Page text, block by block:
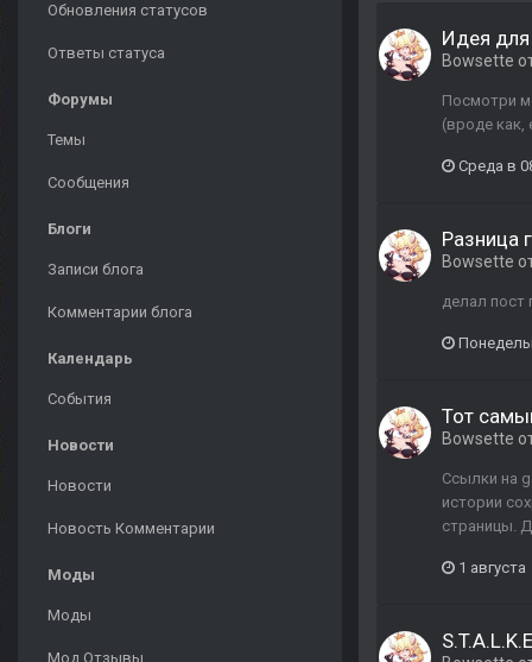
Обновления статусов
Ответы статуса
Форумы
Темы
Сообщения
Блоги
Записи блога
Комментарии блога
Календарь
События
Новости
Новости
Новость Комментарии
Моды
Моды
Мод Отзывы
Идея для
Bowsette
Посмотри
(вроде как,
Среда в
Разница
Bowsette
делал пост
Тот
Bowsette
Ссылки на
истории
страницы.
1 августа